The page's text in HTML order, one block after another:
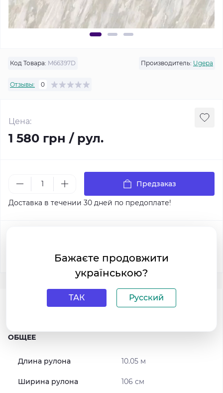
Код Товара: M66397D Производитель: Ugepa
Отзывы: 0
Цена:
1 580 грн / рул.
Предзаказ
Доставка в течении 30 дней по предоплате!
ОБЩЕЕ
Длина рулона 10.05 м
Ширина рулона 106 см
Бажаєте продовжити
українською?
ТАК Русский